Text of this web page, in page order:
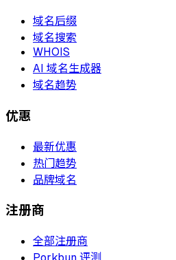
域名后缀
域名搜索
WHOIS
AI 域名生成器
域名趋势
优惠
最新优惠
热门趋势
品牌域名
注册商
全部注册商